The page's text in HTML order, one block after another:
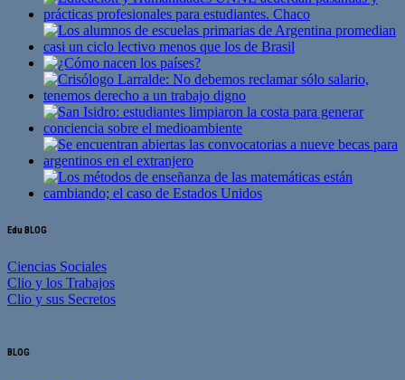
Edu BLOG
Ciencias Sociales
Clio y los Trabajos
Clio y sus Secretos
BLOG